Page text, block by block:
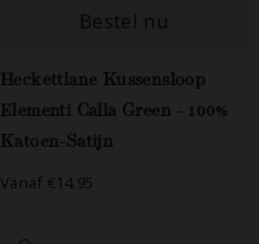
Bestel nu
Heckettlane Kussensloop
Elementi Calla Green - 100%
Katoen-Satijn
Vanaf €14.95